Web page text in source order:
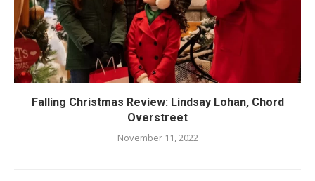
Falling Christmas Review: Lindsay Lohan, Chord
Overstreet
November 11, 2022